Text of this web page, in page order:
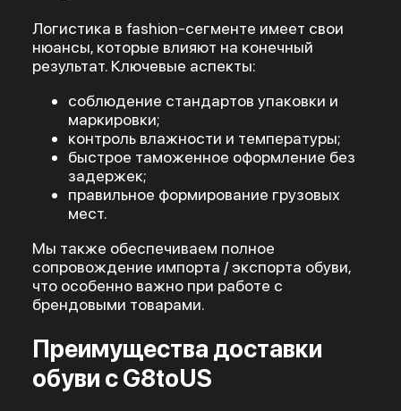
Логистика в fashion-сегменте имеет свои
нюансы, которые влияют на конечный
результат. Ключевые аспекты:
соблюдение стандартов упаковки и
маркировки;
контроль влажности и температуры;
быстрое таможенное оформление без
задержек;
правильное формирование грузовых
мест.
Мы также обеспечиваем полное
сопровождение импорта / экспорта обуви,
что особенно важно при работе с
брендовыми товарами.
Преимущества доставки
обуви с G8toUS